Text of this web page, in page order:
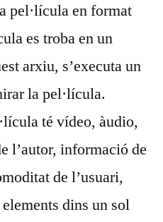
pel·lícula en format
es troba en un
arxiu, s’executa un
la pel·lícula.
té vídeo, àudio,
l’autor, informació de
de l’usuari,
dins un sol